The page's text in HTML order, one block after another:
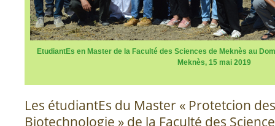
EtudiantEs en Master de la Faculté des Sciences de Meknès au
Meknès, 15 mai 2019
Les étudiantEs du Master « Protetcion
Biotechnologie » de la Faculté des